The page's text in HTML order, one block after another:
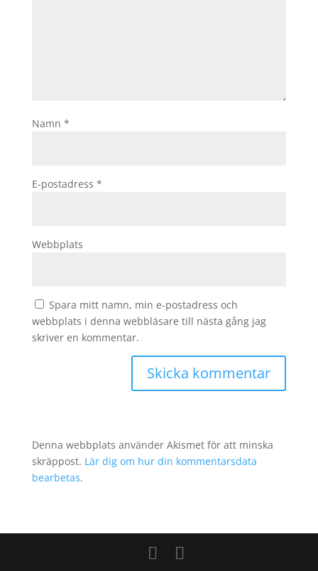
Namn *
E-postadress *
Webbplats
Spara mitt namn, min e-postadress och
webbplats i denna webbläsare till nästa gång jag
skriver en kommentar.
Denna webbplats använder Akismet för att minska
skräppost. Lär dig om hur din kommentarsdata
bearbetas.